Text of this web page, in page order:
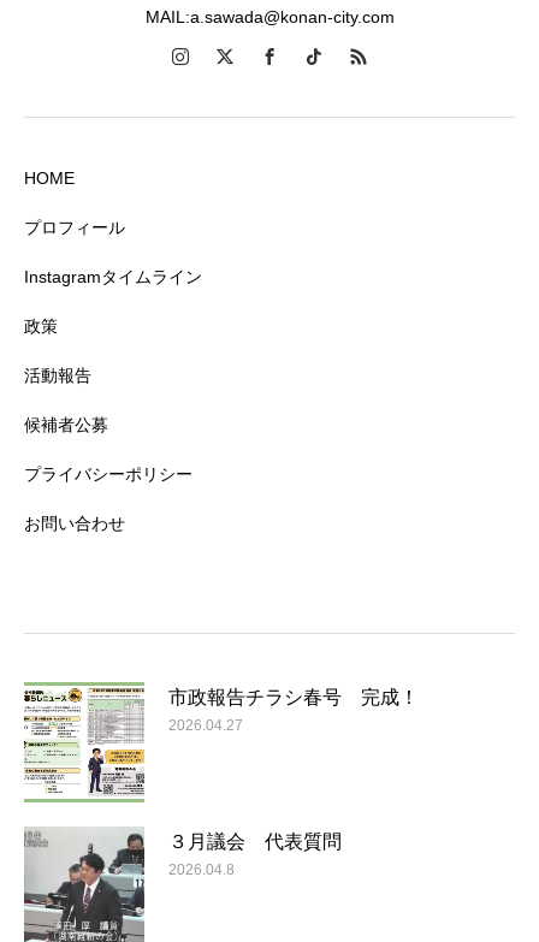
MAIL:a.sawada@konan-city.com
HOME
プロフィール
Instagramタイムライン
政策
活動報告
候補者公募
プライバシーポリシー
お問い合わせ
市政報告チラシ春号 完成！
2026.04.27
３月議会 代表質問
2026.04.8